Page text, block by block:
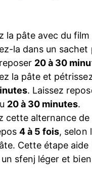
la pâte avec du
la dans un sachet
20 à 30
la pâte et
. Laissez
20 à 30 minutes.
cette alternance
4 à 5 fois, selon
Cette étape aide
sfenj léger et